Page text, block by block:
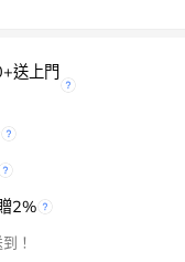
送上門
2%
！